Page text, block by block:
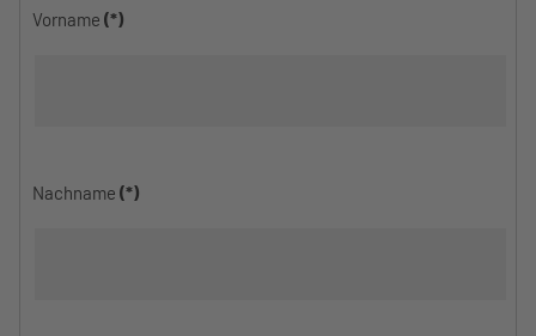
Vorname (*)
Nachname (*)